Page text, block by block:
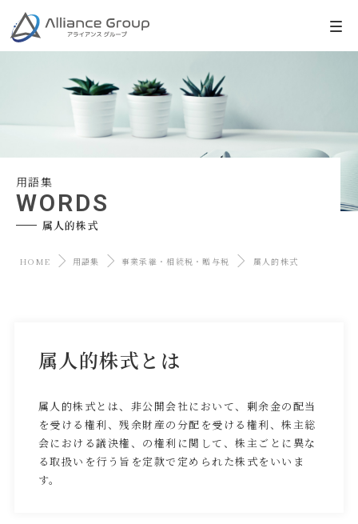
用語集
WORDS
属人的株式
HOME 用語集 事業承継・相続税・贈与税 属人的株式
属人的株式とは
属人的株式とは、非公開会社において、剰余金の配当
を受ける権利、残余財産の分配を受ける権利、株主総
会における議決権、の権利に関して、株主ごとに異な
る取扱いを行う旨を定款で定められた株式をいいま
す。